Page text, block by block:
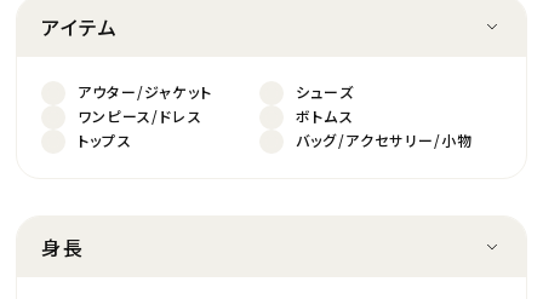
アイテム
アウター/ジャケット
シューズ
ワンピース/ドレス
ボトムス
トップス
バッグ/アクセサリー/小物
身長